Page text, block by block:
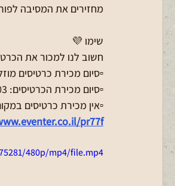
06/03/2026 מחזירים את המסיבה
שימו 💜
חשוב לנו למכור את
▫️סיום מכירת כרטיסים מוזלים:
▫️סיום מכירת הכרטיסים: 03.03 (או בגמר המלאי)
▫️אין מכירת כרטיסים
pr77f
480p/mp4/file.mp4